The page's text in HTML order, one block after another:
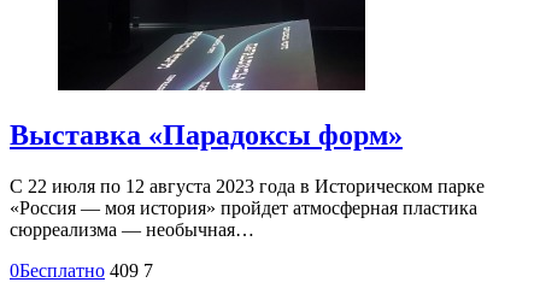
Выставка «Парадоксы форм»
С 22 июля по 12 августа 2023 года в Историческом парке
«Россия — моя история» пройдет атмосферная пластика
сюрреализма — необычная…
0Бесплатно 409 7